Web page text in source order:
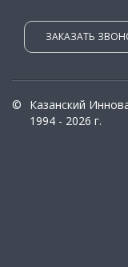
ЗАКАЗАТЬ
©
Казанский
1994 - 2026 г.